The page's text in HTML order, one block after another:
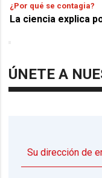
¿Por qué se contagia?
La ciencia explica
ÚNETE A